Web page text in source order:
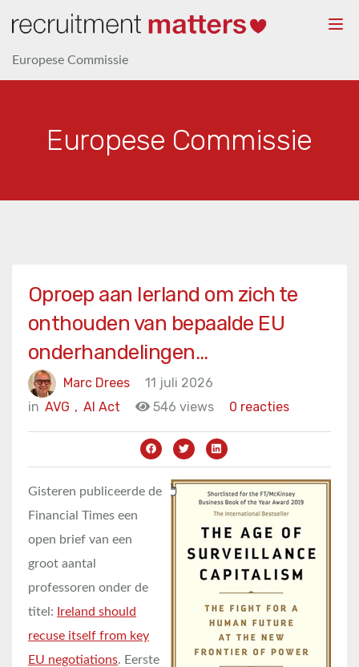
Europese Commissie
Europese Commissie
Oproep aan Ierland om zich te
onthouden van bepaalde EU
onderhandelingen…
Marc Drees
11 juli 2026
in
AI Act
AVG , 546 views 0 reacties
Gisteren publiceerde de
Financial Times een
open brief van een
groot aantal
professoren onder de
titel:
Ireland should
recuse itself from key
EU negotiations. Eerste